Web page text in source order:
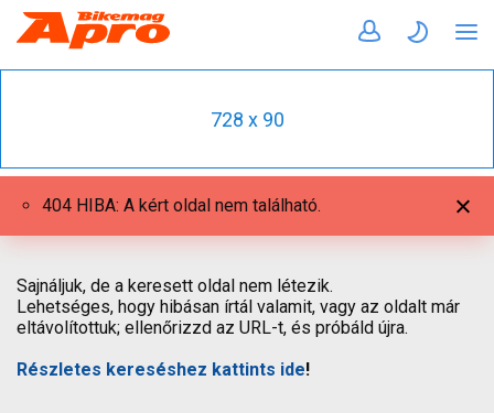
728 x 90
404 HIBA: A kért oldal nem található.
Sajnáljuk, de a keresett oldal nem létezik.
Lehetséges, hogy hibásan írtál valamit, vagy az oldalt már
eltávolítottuk; ellenőrizzd az URL-t, és próbáld újra.
Részletes kereséshez kattints ide!